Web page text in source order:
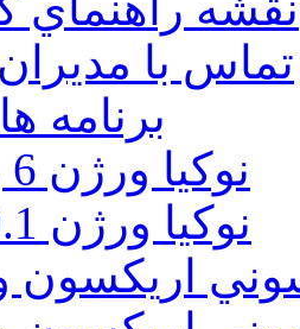
تماس با
برنامه
نوکیا ورژن 6 و 7 و 8
نوکیا ورژن 9.1 و 9.2
اريكسون